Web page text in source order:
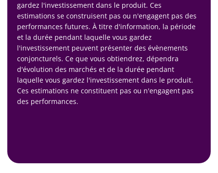
gardez l'investissement dans le produit. Ces
estimations se construisent pas ou n'engagent pas des
performances futures. À titre d'information, la période
et la durée pendant laquelle vous gardez
l'investissement peuvent présenter des évènements
conjoncturels. Ce que vous obtiendrez, dépendra
d'évolution des marchés et de la durée pendant
laquelle vous gardez l'investissement dans le produit.
Ces estimations ne constituent pas ou n'engagent pas
des performances.